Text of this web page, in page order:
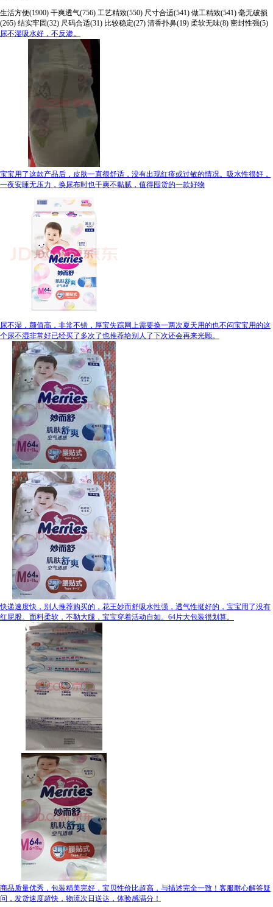
生活方便(1900) 干爽透气(756) 工艺精致(550) 尺寸合适(541) 做工精致(541) 毫无破损
(265) 结实牢固(32) 尺码合适(31) 比较稳定(27) 清香扑鼻(19) 柔软无味(8) 密封性强(5)
尿不湿吸水好，不反渗。
宝宝用了这款产品后，皮肤一直很舒适，没有出现红疹或过敏的情况。吸水性很好，
一夜安睡无压力，换尿布时也干爽不黏腻，值得囤货的一款好物
尿不湿，颜值高，非常不错，厚宝失踪网上需要换一两次夏天用的也不闷宝宝用的这
个尿不湿非常好已经买了多次了也推荐给别人了下次还会再来光顾。
快递速度快，别人推荐购买的，花王妙而舒吸水性强，透气性挺好的，宝宝用了没有
红屁股。面料柔软，不勒大腿，宝宝穿着活动自如。64片大包装很划算。
‌商品质量优秀，包装精美完好，宝贝性价比超高，与描述完全一致！客服耐心解答疑
问，发货速度超快，物流次日送达，体验感满分！